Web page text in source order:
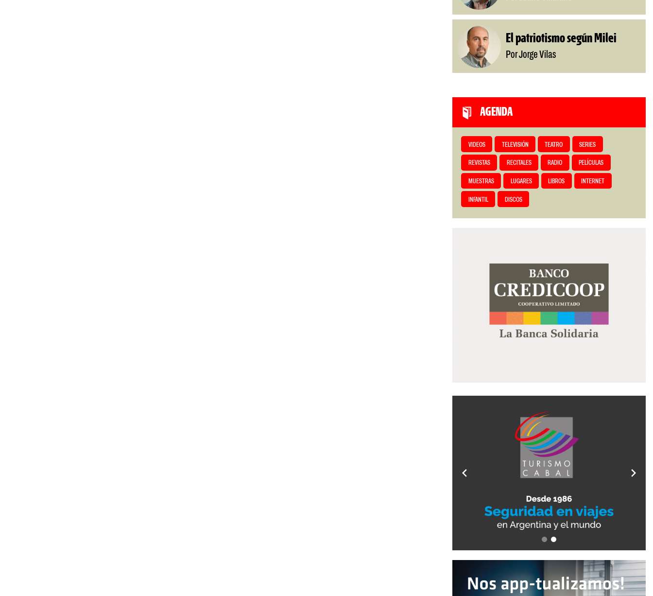
El patriotismo según Milei
Por Jorge Vilas
AGENDA
VIDEOS TELEVISIÓN TEATRO SERIES
REVISTAS RECITALES RADIO PELÍCULAS
MUESTRAS LUGARES LIBROS INTERNET
INFANTIL DISCOS